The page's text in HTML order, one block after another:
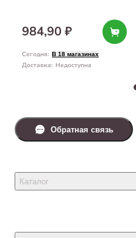
200 таб
984,90 ₽
Сегодня: В 18 магазинах
Доставка: Недоступна
Каталог
Обратная связь